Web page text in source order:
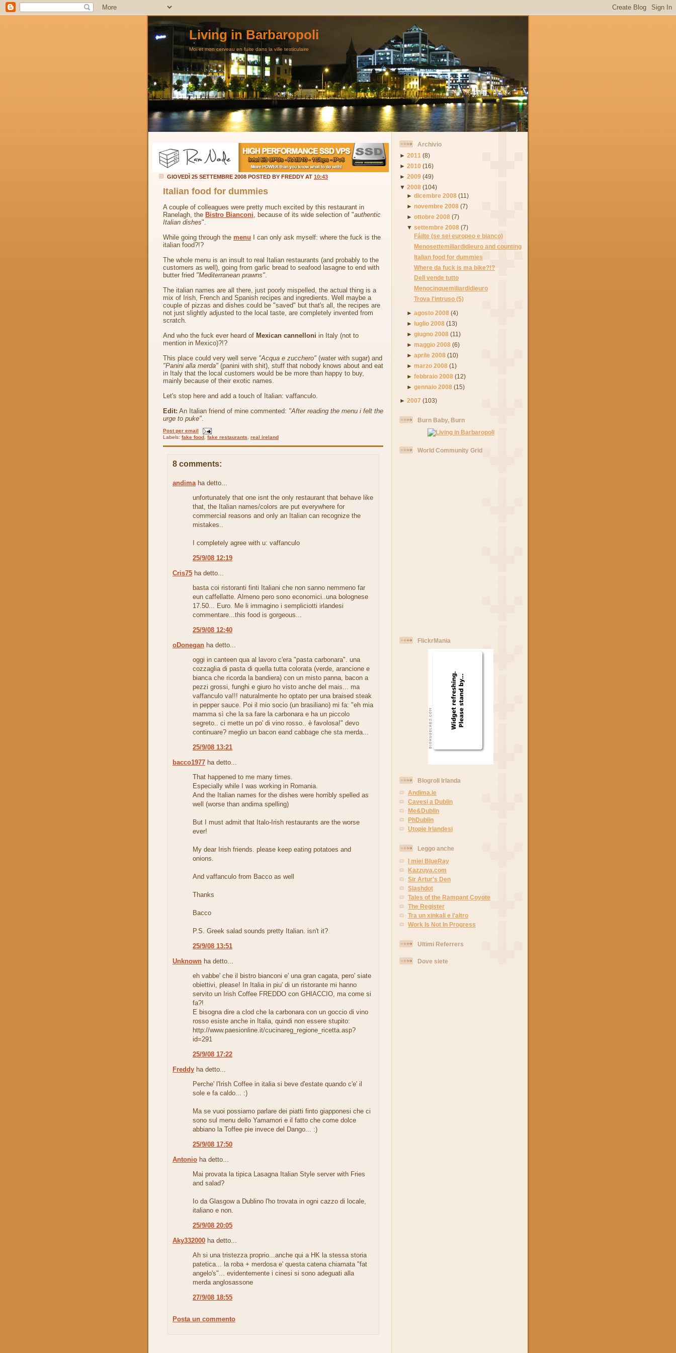
Living in Barbaropoli
Moi et mon cerveau en fuite dans la ville testiculaire
GIOVEDÌ 25 SETTEMBRE 2008 POSTED BY FREDDY AT 10:43
Italian food for dummies
A couple of colleagues were pretty much excited by this restaurant in
Ranelagh, the Bistro Bianconi, because of its wide selection of "authentic
Italian dishes".
While going through the menu I can only ask myself: where the fuck is the
italian food?!?
The whole menu is an insult to real Italian restaurants (and probably to the
customers as well), going from garlic bread to seafood lasagne to end with
butter fried "Mediterranean prawns".
The italian names are all there, just poorly mispelled, the actual thing is a
mix of Irish, French and Spanish recipes and ingredients. Well maybe a
couple of pizzas and dishes could be "saved" but that's all, the recipes are
not just slightly adjusted to the local taste, are completely invented from
scratch.
And who the fuck ever heard of Mexican cannelloni in Italy (not to
mention in Mexico)?!?
This place could very well serve "Acqua e zucchero" (water with sugar) and
"Panini alla merda" (panini with shit), stuff that nobody knows about and eat
in Italy that the local customers would be be more than happy to buy,
mainly because of their exotic names.
Let's stop here and add a touch of Italian: vaffanculo.
Edit: An Italian friend of mine commented: "After reading the menu i felt the
urge to puke".
Post per email
Labels: fake food fake restaurants real ireland
8 comments:
andima ha detto...
unfortunately that one isnt the only restaurant that behave like
that, the Italian names/colors are put everywhere for
commercial reasons and only an Italian can recognize the
mistakes..
I completely agree with u: vaffanculo
25/9/08 12:19
Cris75 ha detto...
basta coi ristoranti finti Italiani che non sanno nemmeno far
eun caffellatte. Almeno pero sono economici..una bolognese
17.50... Euro. Me li immagino i sempliciotti irlandesi
commentare...this food is gorgeous...
25/9/08 12:40
oDonegan ha detto...
oggi in canteen qua al lavoro c'era "pasta carbonara". una
cozzaglia di pasta di quella tutta colorata (verde, arancione e
bianca che ricorda la bandiera) con un misto panna, bacon a
pezzi grossi, funghi e giuro ho visto anche del mais... ma
vaffanculo va!!! naturalmente ho optato per una braised steak
in pepper sauce. Poi il mio socio (un brasiliano) mi fa: "eh mia
mamma sì che la sa fare la carbonara e ha un piccolo
segreto.. ci mette un po' di vino rosso.. è favolosa!" devo
continuare? meglio un bacon eand cabbage che sta merda...
25/9/08 13:21
bacco1977 ha detto...
That happened to me many times.
Especially while I was working in Romania.
And the Italian names for the dishes were horribly spelled as
well (worse than andima spelling)
But I must admit that Italo-Irish restaurants are the worse
ever!
My dear Irish friends. please keep eating potatoes and
onions.
And vaffanculo from Bacco as well
Thanks
Bacco
P.S. Greek salad sounds pretty Italian. isn't it?
25/9/08 13:51
Unknown ha detto...
eh vabbe' che il bistro bianconi e' una gran cagata, pero' siate
obiettivi, please! In Italia in piu' di un ristorante mi hanno
servito un Irish Coffee FREDDO con GHIACCIO, ma come si
fa?!
E bisogna dire a clod che la carbonara con un goccio di vino
rosso esiste anche in Italia, quindi non essere stupito:
http://www.paesionline.it/cucinareg_regione_ricetta.asp?
id=291
25/9/08 17:22
Freddy ha detto...
Perche' l'Irish Coffee in italia si beve d'estate quando c'e' il
sole e fa caldo... :)
Ma se vuoi possiamo parlare dei piatti finto giapponesi che ci
sono sul menu dello Yamamori e il fatto che come dolce
abbiano la Toffee pie invece del Dango... :)
25/9/08 17:50
Antonio ha detto...
Mai provata la tipica Lasagna Italian Style server with Fries
and salad?
Io da Glasgow a Dublino l'ho trovata in ogni cazzo di locale,
italiano e non.
25/9/08 20:05
Aky332000 ha detto...
Ah si una tristezza proprio...anche qui a HK la stessa storia
patetica... la roba + merdosa e' questa catena chiamata "fat
angelo's"... evidentemente i cinesi si sono adeguati alla
merda anglosassone
27/9/08 18:55
Posta un commento
Archivio
► 2011 (8)
► 2010 (16)
► 2009 (49)
▼ 2008 (104)
►dicembre 2008 (11)
►novembre 2008 (7)
►ottobre 2008 (7)
▼settembre 2008 (7)
Fáilte (se sei europeo e bianco)
Menosettemiliardidieuro and counting
Italian food for dummies
Where da fuck is ma bike?!?
Dell vende tutto
Menocinquemiliardidieuro
Trova l'intruso (5)
►agosto 2008 (4)
►
luglio 2008 (13)
►giugno 2008 (11)
►maggio 2008 (6)
►aprile 2008 (10)
►marzo 2008 (1)
►febbraio 2008 (12)
►gennaio 2008 (15)
► 2007 (103)
Burn Baby, Burn
World Community Grid
FlickrMania
Blogroll Irlanda
Andima.ie
Cavesi a Dublin
Me&Dublin
PhDublin
Utopie Irlandesi
Leggo anche
I miei BlueRay
Kazzuya.com
Sir Artur's Den
Slashdot
Tales of the Rampant Coyote
The Register
Tra un xinkali e l'altro
Work Is Not In Progress
Ultimi Referrers
Dove siete